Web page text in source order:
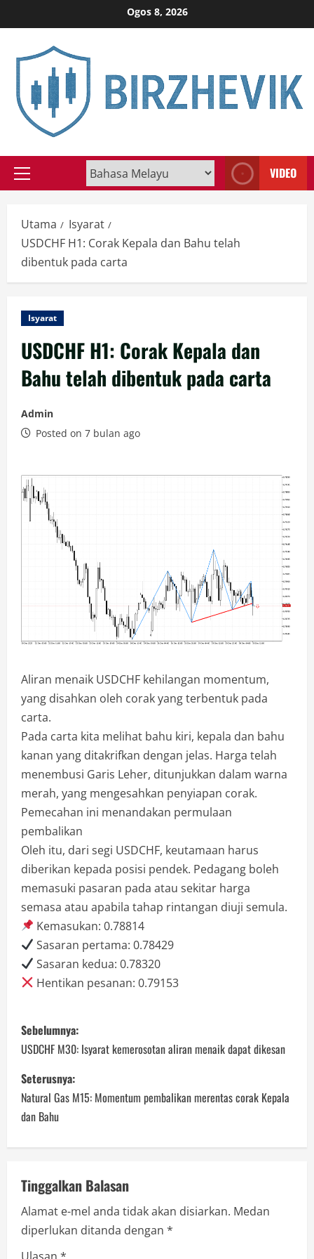
to
Ogos 8, 2026
Primary
VIDEO
Utama
Isyarat
USDCHF H1: Corak Kepala dan Bahu telah
dibentuk pada carta
Isyarat
USDCHF H1: Corak Kepala dan
Bahu telah dibentuk pada carta
Admin
Posted on 7 bulan ago
Aliran menaik USDCHF kehilangan momentum,
yang disahkan oleh corak yang terbentuk pada
carta.
Pada carta kita melihat bahu kiri, kepala dan bahu
kanan yang ditakrifkan dengan jelas. Harga telah
menembusi Garis Leher, ditunjukkan dalam warna
merah, yang mengesahkan penyiapan corak.
Pemecahan ini menandakan permulaan
pembalikan
Oleh itu, dari segi USDCHF, keutamaan harus
diberikan kepada posisi pendek. Pedagang boleh
memasuki pasaran pada atau sekitar harga
semasa atau apabila tahap rintangan diuji semula.
Kemasukan: 0.78814
Sasaran pertama: 0.78429
Sasaran kedua: 0.78320
Hentikan pesanan: 0.79153
P
o
s
t
n
a
v
i
Sebelumnya:
USDCHF M30: Isyarat kemerosotan aliran menaik dapat dikesan
Seterusnya:
Natural Gas M15: Momentum pembalikan merentas corak Kepala
dan Bahu
Tinggalkan Balasan
Alamat e-mel anda tidak akan disiarkan. Medan
diperlukan ditanda dengan *